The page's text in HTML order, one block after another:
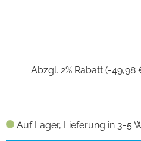
Abzgl. 2% Rabatt (-49,98
Auf Lager, Lieferung in 3-5